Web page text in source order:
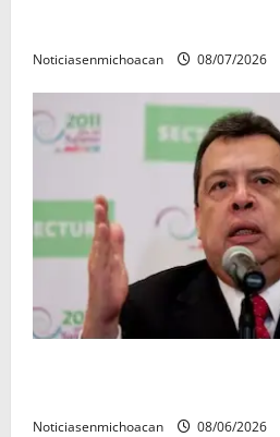
Noticiasenmichoacan 08/07/2026
Noticiasenmichoacan 08/06/2026